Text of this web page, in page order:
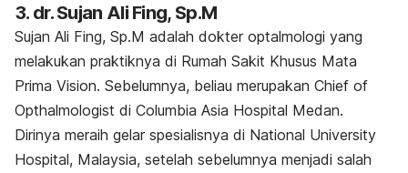
3. dr. Sujan Ali Fing, Sp.M
Sujan Ali Fing, Sp.M adalah dokter optalmologi yang
melakukan praktiknya di Rumah Sakit Khusus Mata
Prima Vision. Sebelumnya, beliau merupakan Chief of
Opthalmologist di Columbia Asia Hospital Medan.
Dirinya meraih gelar spesialisnya di National University
Hospital, Malaysia, setelah sebelumnya menjadi salah